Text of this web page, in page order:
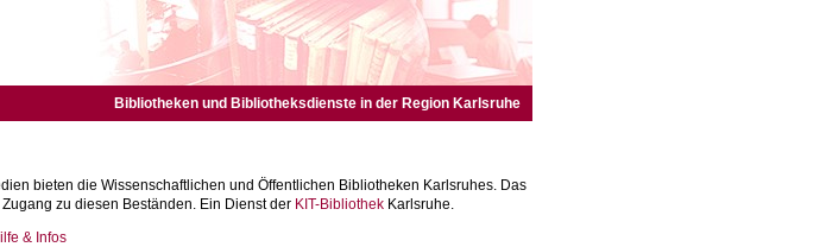
Bibliotheken und Bibliotheksdienste in der Region Karlsruhe
bieten die Wissenschaftlichen und Öffentlichen Bibliotheken Karlsruhes. Das
zu diesen Beständen. Ein Dienst der KIT-Bibliothek Karlsruhe.
& Infos